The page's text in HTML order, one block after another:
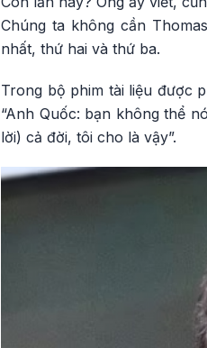
Chúng ta không cần
nhất, thứ hai và thứ ba.
Trong bộ phim tài liệu được
“Anh Quốc: bạn không thể
lời) cả đời, tôi cho là vậy”.